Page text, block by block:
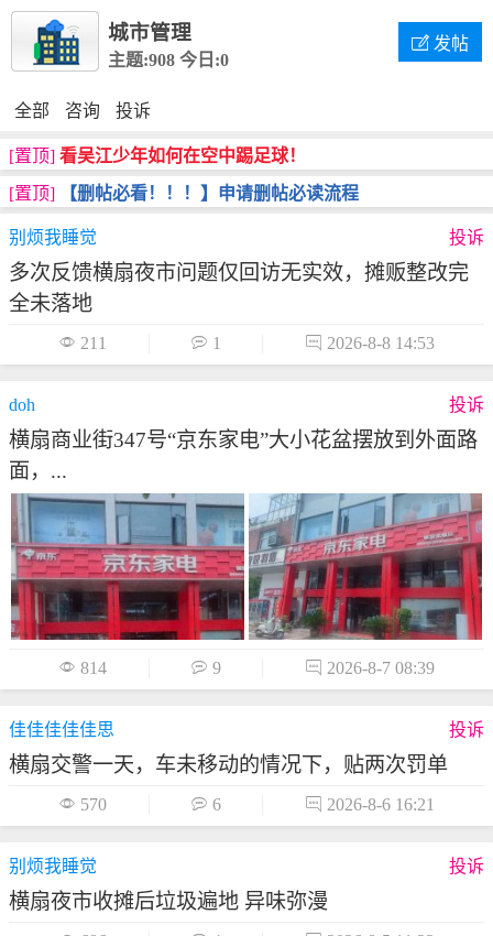
 发帖
城市管理
主题:908 今日:0
全部 咨询 投诉
[置顶] 看吴江少年如何在空中踢足球！
[置顶]
【删帖必看！！！】申请删帖必读流程
别烦我睡觉 投诉
多次反馈横扇夜市问题仅回访无实效，摊贩整改完
全未落地
 211  1  2026-8-8 14:53
doh 投诉
横扇商业街347号“京东家电”大小花盆摆放到外面路
面，...
 814  9  2026-8-7 08:39
佳佳佳佳佳思 投诉
横扇交警一天，车未移动的情况下，贴两次罚单
 570  6  2026-8-6 16:21
别烦我睡觉 投诉
横扇夜市收摊后垃圾遍地 异味弥漫